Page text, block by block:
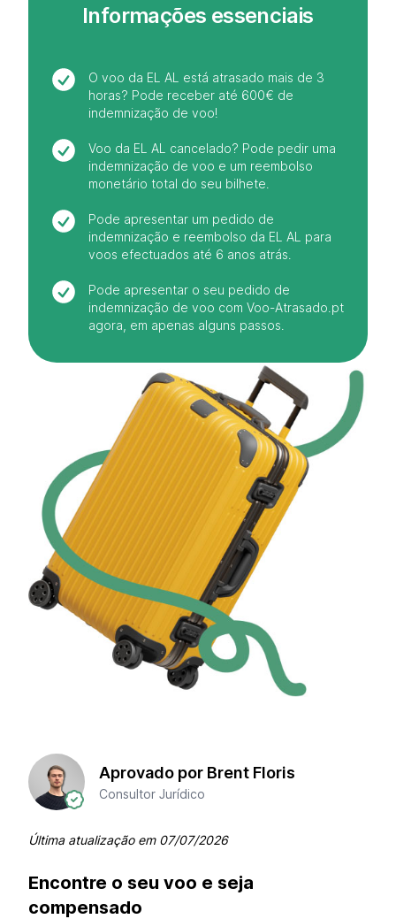
Informações essenciais
O voo da EL AL está atrasado mais de 3
horas? Pode receber até 600€ de
indemnização de voo!
Voo da EL AL cancelado? Pode pedir uma
indemnização de voo e um reembolso
monetário total do seu bilhete.
Pode apresentar um pedido de
indemnização e reembolso da EL AL para
voos efectuados até 6 anos atrás.
Pode apresentar o seu pedido de
indemnização de voo com Voo-Atrasado.pt
agora, em apenas alguns passos.
Aprovado por Brent Floris
Consultor Jurídico
Última atualização em 07/07/2026
Encontre o seu voo e seja
compensado